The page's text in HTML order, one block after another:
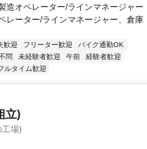
造オペレーター/ラインマネージャー
レーター/ラインマネージャー、倉庫
歓迎 フリーター歓迎
バイク通勤OK
問 未経験者歓迎 午前
経験者歓迎
ルタイム歓迎
立)
工場)